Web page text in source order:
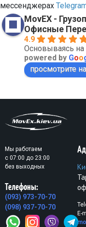
мессенджерах
MovEX -
Офисные
4.9
Основываясь на
powered by Goo
просмотрите
Мы работаем
с 07:00 до 23:00
без выходных
E-
Телефоны:
(093) 973-70-70
(098) 937-70-70